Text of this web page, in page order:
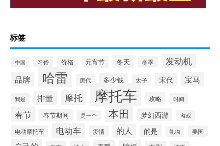
标签
中国 习俗 价格 元宵节 冬天 冬季 发动机
品牌 哈雷 唐代 多少钱 太子 宋代 宝马
我是 排量 摩托 摩托车 攻略 时间
春节 春节期间 是一个 本田 梦幻西游 游戏
电动摩托车 电动车 疫情 的人 的是 礼物 美国